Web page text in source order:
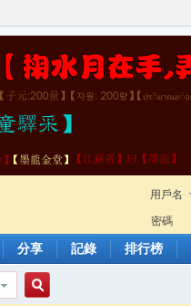
用戶名
密碼
分享 記錄 排行榜